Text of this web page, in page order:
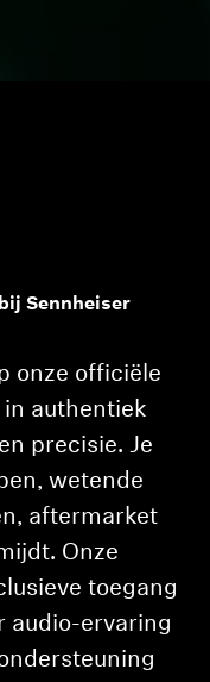
Sennheiser
onze officiële
authentiek
precisie. Je
wetende
aftermarket
Onze
toegang
audio-ervaring